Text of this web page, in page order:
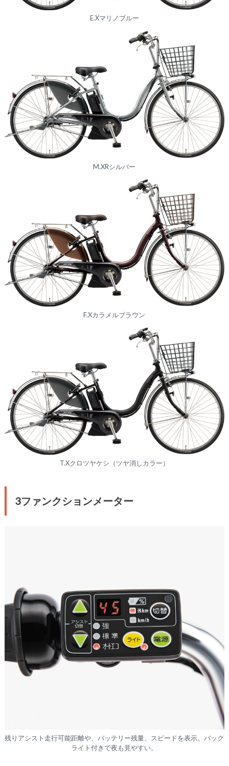
E.Xマリノブルー
M.XRシルバー
F.Xカラメルブラウン
T.Xクロツヤケシ（ツヤ消しカラー）
3ファンクションメーター
残りアシスト走行可能距離や、バッテリー残量、スピードを表示。バック
ライト付きで夜も見やすい。